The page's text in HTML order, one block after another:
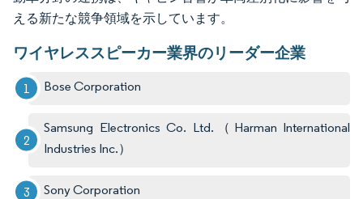
える新たな競争領域を示しています。
ワイヤレススピーカー業界のリーダー企業
Bose Corporation
Samsung Electronics Co. Ltd.（Harman International
Industries Inc.）
Sony Corporation